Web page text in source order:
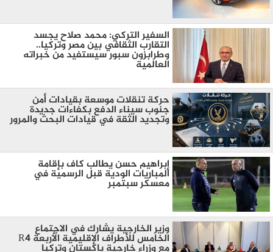
السفير التركي: محمد صلاح يجسد
التقارب الثقافي بين مصر وتركيا..
وطرابزون سبور سيستفيد من خبراته
العالمية
حركة تنقلات موسعة بقيادات أمن
جنوب سيناء الدفع بكفاءات جديدة
وتجديد الثقة في قيادات البحث والمرور
إبراهيم حسن يطالب كاف بإقامة
المباريات الودية قبل الرسمية في
معسكر سبتمبر
وزير الخارجية يشارك في الاجتماع
الخامس للأطراف الإقليمية الأربعة R4
مع وزراء خارجية باكستان وتركيا